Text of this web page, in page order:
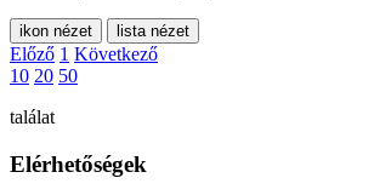
ikon nézet lista nézet
Előző 1 Következő
10 20 50
találat
Elérhetőségek